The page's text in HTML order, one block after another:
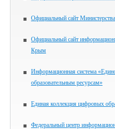
Официальный сайт
Официальный сайт
Крым
Информационная система
образовательным ресурсам»
Единая коллекция цифровых
Федеральный центр